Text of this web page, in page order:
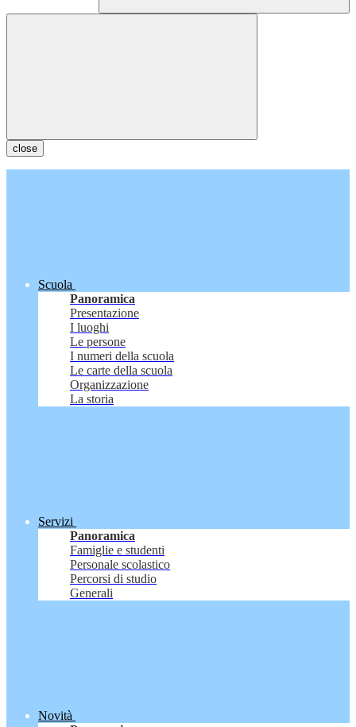
close
Scuola
Panoramica
Presentazione
I luoghi
Le persone
I numeri della scuola
Le carte della scuola
Organizzazione
La storia
Servizi
Panoramica
Famiglie e studenti
Personale scolastico
Percorsi di studio
Generali
Novità